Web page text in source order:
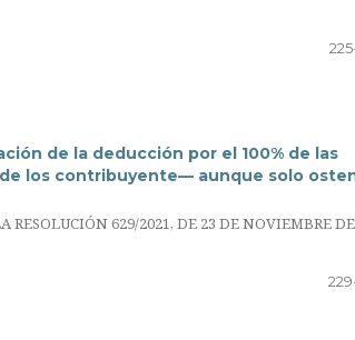
de la deducción por el 100% de las
los contribuyente— aunque solo
629/2021, DE 23 DE NOVIEMBRE DE